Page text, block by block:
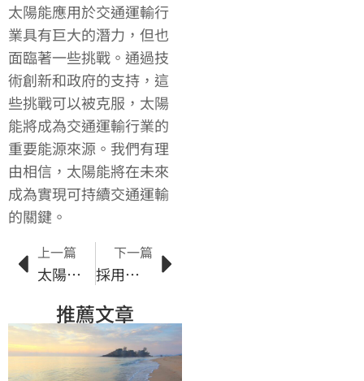
太陽能應用於交通運輸行
業具有巨大的潛力，但也
面臨著一些挑戰。通過技
術創新和政府的支持，這
些挑戰可以被克服，太陽
能將成為交通運輸行業的
重要能源來源。我們有理
由相信，太陽能將在未來
成為實現可持續交通運輸
的關鍵。
上一篇
太陽能綠色科技與能源轉型的關聯與挑戰
下一篇
採用太陽能技術的綠色建築對氣候變化的積極影響
推薦文章